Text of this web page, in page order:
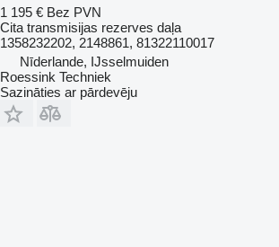
1 195 € Bez PVN
Cita transmisijas rezerves daļa
1358232202, 2148861, 81322110017
Nīderlande, IJsselmuiden
Roessink Techniek
Sazināties ar pārdevēju